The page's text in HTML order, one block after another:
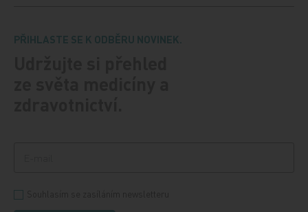
PŘIHLASTE SE K ODBĚRU NOVINEK.